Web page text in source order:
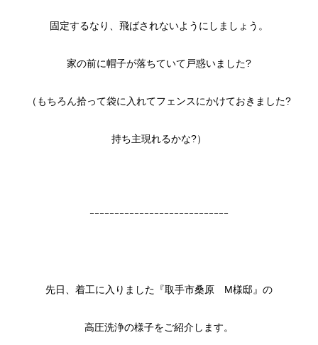
固定するなり、飛ばされないようにしましょう。
家の前に帽子が落ちていて戸惑いました?
（もちろん拾って袋に入れてフェンスにかけておきました?
持ち主現れるかな?）
ｰｰｰｰｰｰｰｰｰｰｰｰｰｰｰｰｰｰｰｰｰｰｰｰｰｰｰｰ
先日、着工に入りました『取手市桑原 M様邸』の
高圧洗浄の様子をご紹介します。